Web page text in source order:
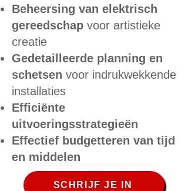
Beheersing van elektrisch
gereedschap voor artistieke
creatie
Gedetailleerde planning en
schetsen voor indrukwekkende
installaties
Efficiënte
uitvoeringsstrategieën
Effectief budgetteren van tijd
en middelen
SCHRIJF JE IN